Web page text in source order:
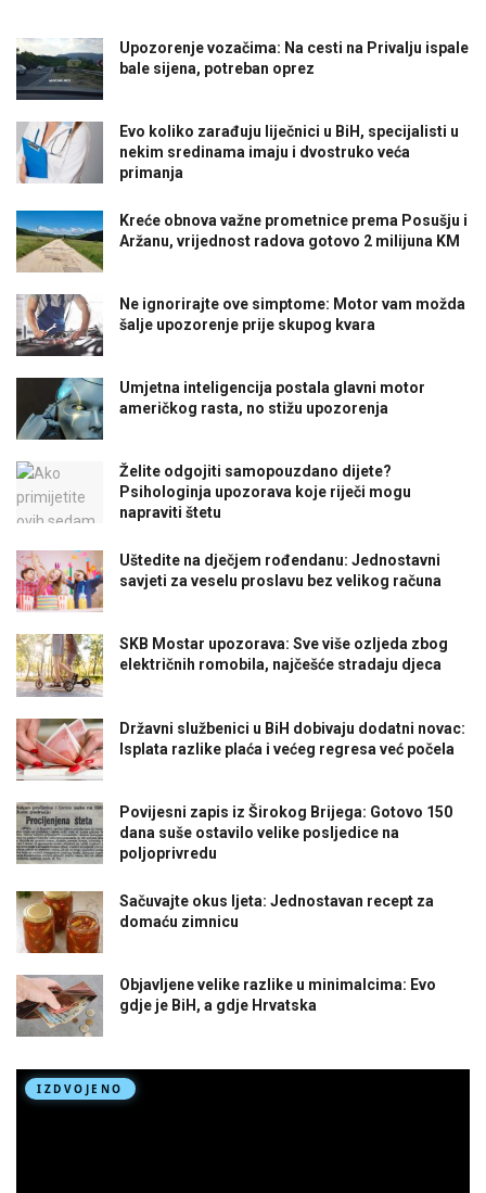
Upozorenje vozačima: Na cesti na Privalju ispale
bale sijena, potreban oprez
Evo koliko zarađuju liječnici u BiH, specijalisti u
nekim sredinama imaju i dvostruko veća
primanja
Kreće obnova važne prometnice prema Posušju i
Aržanu, vrijednost radova gotovo 2 milijuna KM
Ne ignorirajte ove simptome: Motor vam možda
šalje upozorenje prije skupog kvara
Umjetna inteligencija postala glavni motor
američkog rasta, no stižu upozorenja
Želite odgojiti samopouzdano dijete?
Psihologinja upozorava koje riječi mogu
napraviti štetu
Uštedite na dječjem rođendanu: Jednostavni
savjeti za veselu proslavu bez velikog računa
SKB Mostar upozorava: Sve više ozljeda zbog
električnih romobila, najčešće stradaju djeca
Državni službenici u BiH dobivaju dodatni novac:
Isplata razlike plaća i većeg regresa već počela
Povijesni zapis iz Širokog Brijega: Gotovo 150
dana suše ostavilo velike posljedice na
poljoprivredu
Sačuvajte okus ljeta: Jednostavan recept za
domaću zimnicu
Objavljene velike razlike u minimalcima: Evo
gdje je BiH, a gdje Hrvatska